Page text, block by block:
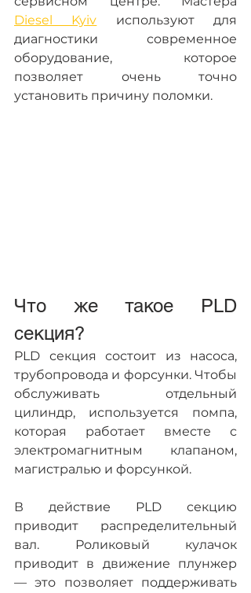
Diesel Kyiv используют для
диагностики современное
оборудование, которое
позволяет очень точно
установить причину поломки.
Что же такое PLD
секция?
PLD секция состоит из насоса,
трубопровода и форсунки. Чтобы
обслуживать отдельный
цилиндр, используется помпа,
которая работает вместе с
электромагнитным клапаном,
магистралью и форсункой.
В действие PLD секцию
приводит распределительный
вал. Роликовый кулачок
приводит в движение плунжер
— это позволяет поддерживать